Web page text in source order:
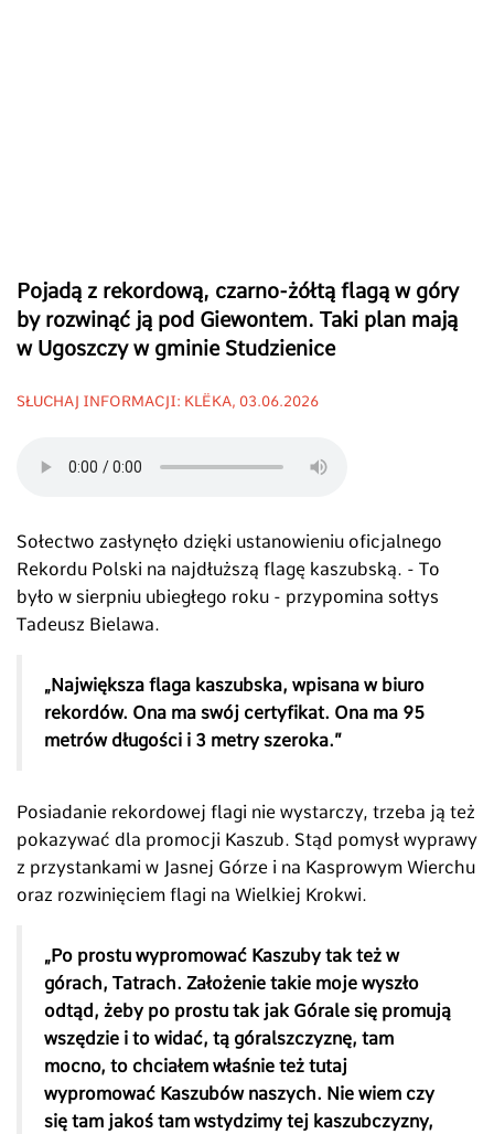
Pojadą z rekordową, czarno-żółtą flagą w góry
by rozwinąć ją pod Giewontem. Taki plan mają
w Ugoszczy w gminie Studzienice
SŁUCHAJ INFORMACJI: KLËKA, 03.06.2026
Sołectwo zasłynęło dzięki ustanowieniu oficjalnego
Rekordu Polski na najdłuższą flagę kaszubską. - To
było w sierpniu ubiegłego roku - przypomina sołtys
Tadeusz Bielawa.
„Największa flaga kaszubska, wpisana w biuro
rekordów. Ona ma swój certyfikat. Ona ma 95
metrów długości i 3 metry szeroka.”
Posiadanie rekordowej flagi nie wystarczy, trzeba ją też
pokazywać dla promocji Kaszub. Stąd pomysł wyprawy
z przystankami w Jasnej Górze i na Kasprowym Wierchu
oraz rozwinięciem flagi na Wielkiej Krokwi.
„Po prostu wypromować Kaszuby tak też w
górach, Tatrach. Założenie takie moje wyszło
odtąd, żeby po prostu tak jak Górale się promują
wszędzie i to widać, tą góralszczyznę, tam
mocno, to chciałem właśnie też tutaj
wypromować Kaszubów naszych. Nie wiem czy
się tam jakoś tam wstydzimy tej kaszubczyzny,